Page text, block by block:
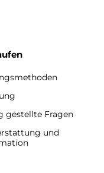
gestellte Fragen
und